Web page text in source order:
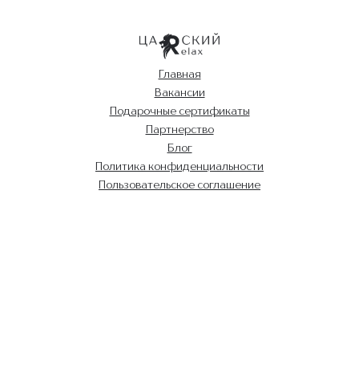
Главная
Вакансии
Подарочные сертификаты
Партнерство
Блог
Политика конфиденциальности
Пользовательское соглашение